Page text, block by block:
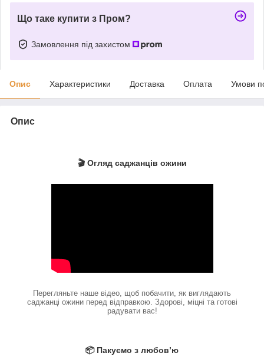
Що таке купити з Пром?
Замовлення під захистом
Опис Характеристики Доставка Оплата Умови
Опис
🎬 Огляд саджанців ожини
Перегляньте наше відео, щоб побачити, як виглядають
саджанці ожини перед відправкою. Здорові, міцні та готові
радувати вас!
📦 Пакуємо з любов’ю